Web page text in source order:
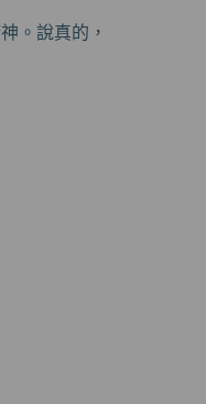
。說真的，